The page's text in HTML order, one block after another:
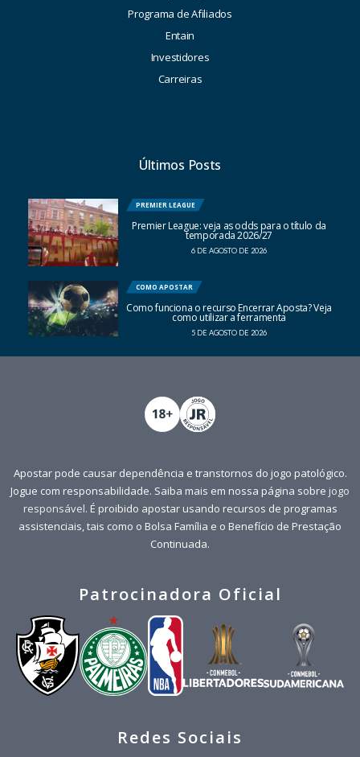
Programa de Afiliados
Entain
Investidores
Carreiras
Últimos Posts
PREMIER LEAGUE
Premier League: veja as odds para o título da
temporada 2026/27
6 DE AGOSTO DE 2026
COMO APOSTAR
Como funciona o recurso Encerrar Aposta? Veja
como utilizar a ferramenta
5 DE AGOSTO DE 2026
Apostar pode causar dependência e transtornos do jogo patológico.
Jogue com responsabilidade. Saiba mais em nossa página sobre jogo
responsável. É proibido apostar usando recursos de programas
assistenciais, tais como o Bolsa Família e o Benefício de Prestação
Continuada.
Patrocinadora Oficial
Redes Sociais